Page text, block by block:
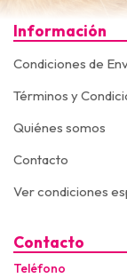
Información
Condiciones de
Términos y
Quiénes somos
Contacto
Ver condiciones
Contacto
Teléfono